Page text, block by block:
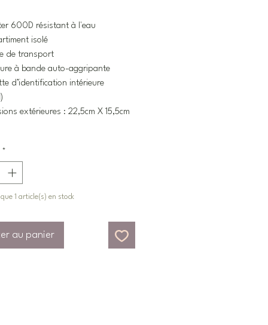
600D résistant à l'eau
isolé
de transport
à bande auto-aggripante
d’identification intérieure
extérieures : 22,5cm X 15,5cm
*
que 1 article(s) en stock
au panier